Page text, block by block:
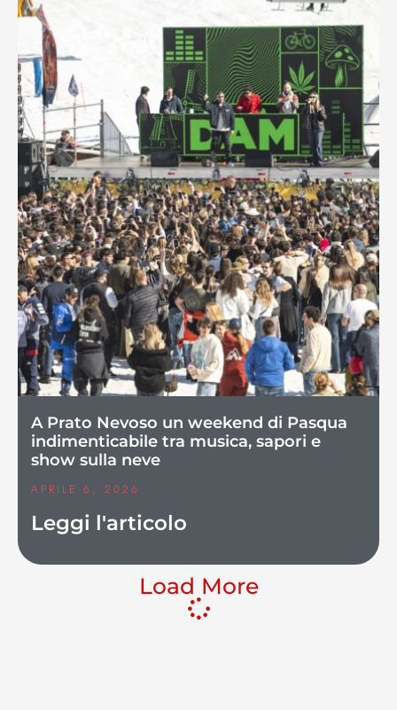
A Prato Nevoso un weekend di Pasqua
indimenticabile tra musica, sapori e
show sulla neve
APRILE 6, 2026
Leggi l'articolo
Load More